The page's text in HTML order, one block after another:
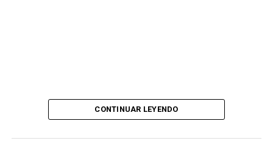
CONTINUAR LEYENDO